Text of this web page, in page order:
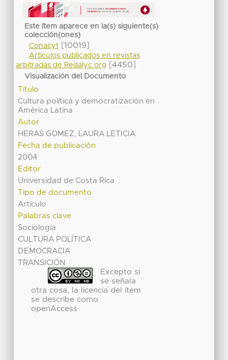
Este ítem aparece en la(s) siguiente(s)
colección(ones)
Conacyt[10019]
Artículos publicados en revistas
arbitradas de Redalyc.org
[4450]
Visualización del Documento
Título
Cultura política y democratización en
América Latina
Autor
HERAS GOMEZ, LAURA LETICIA
Fecha de publicación
2004
Editor
Universidad de Costa Rica
Tipo de documento
Artículo
Palabras clave
Sociología
CULTURA POLÍTICA
DEMOCRACIA
TRANSICIÓN
Excepto si
se señala
otra cosa, la licencia del ítem
se describe como
openAccess